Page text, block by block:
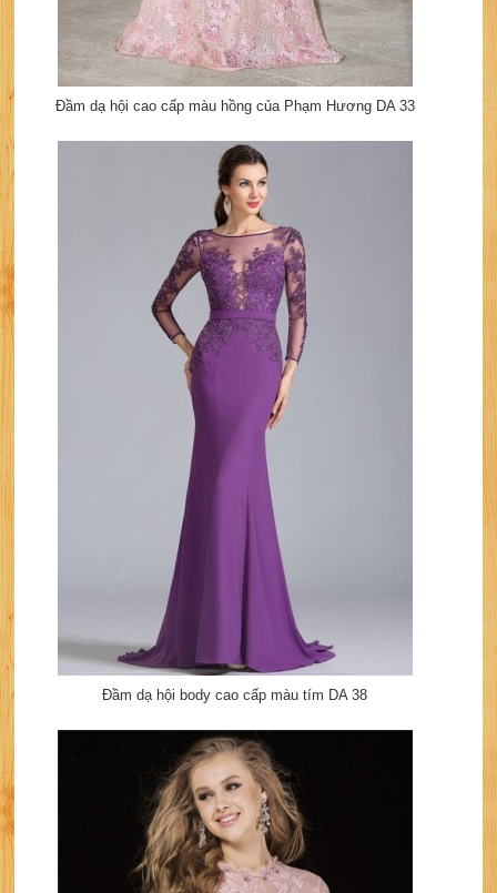
Đầm dạ hội cao cấp màu hồng của Phạm Hương DA 33
Đầm dạ hội body cao cấp màu tím DA 38